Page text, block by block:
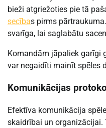
bieži atgriežoties pie tā
secības pirms
svarīga, lai saglabātu
Komandām jāpaliek garīgi
var negaidīti mainīt spēles
Komunikācijas
Efektīva komunikācija
skaidrībai un